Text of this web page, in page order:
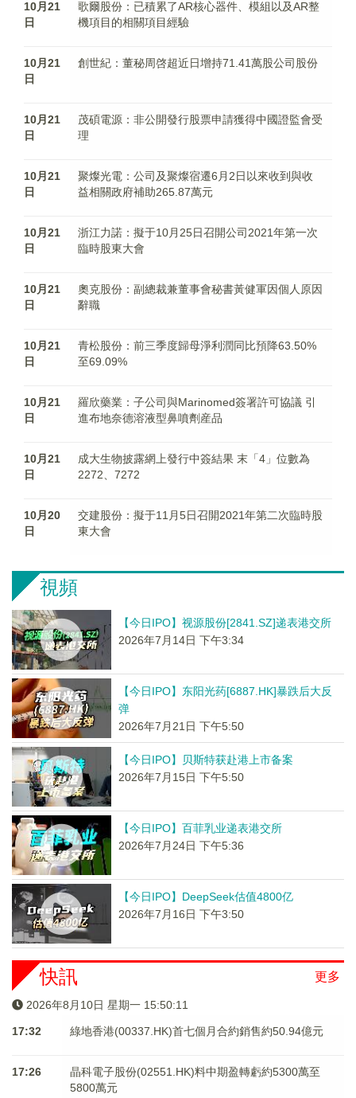
10月21
日
歌爾股份：已積累了AR核心器件、模組以及AR整
機項目的相關項目經驗
10月21
日
創世紀：董秘周啓超近日增持71.41萬股公司股份
10月21
日
茂碩電源：非公開發行股票申請獲得中國證監會受
理
10月21
日
聚燦光電：公司及聚燦宿遷6月2日以來收到與收
益相關政府補助265.87萬元
10月21
日
浙江力諾：擬于10月25日召開公司2021年第一次
臨時股東大會
10月21
日
奧克股份：副總裁兼董事會秘書黃健軍因個人原因
辭職
10月21
日
青松股份：前三季度歸母淨利潤同比預降63.50%
至69.09%
10月21
日
羅欣藥業：子公司與Marinomed簽署許可協議 引
進布地奈德溶液型鼻噴劑産品
10月21
日
成大生物披露網上發行中簽結果 末「4」位數為
2272、7272
10月20
日
交建股份：擬于11月5日召開2021年第二次臨時股
東大會
視頻
【今日IPO】视源股份[2841.SZ]递表港交所
2026年7月14日 下午3:34
【今日IPO】东阳光药[6887.HK]暴跌后大反
弹
2026年7月21日 下午5:50
【今日IPO】贝斯特获赴港上市备案
2026年7月15日 下午5:50
【今日IPO】百菲乳业递表港交所
2026年7月24日 下午5:36
【今日IPO】DeepSeek估值4800亿
2026年7月16日 下午3:50
更多
快訊
2026年8月10日 星期一 15:50:11
17:32 綠地香港(00337.HK)首七個月合約銷售約50.94億元
17:26
晶科電子股份(02551.HK)料中期盈轉虧約5300萬至
5800萬元